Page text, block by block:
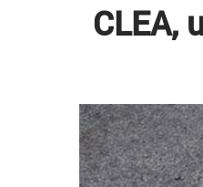
CLEA,